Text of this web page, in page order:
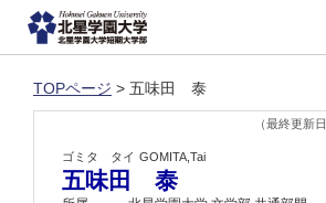
TOPページ > 五味田 泰
（最終更新
ゴミタ タイ GOMITA,Tai
五味田 泰